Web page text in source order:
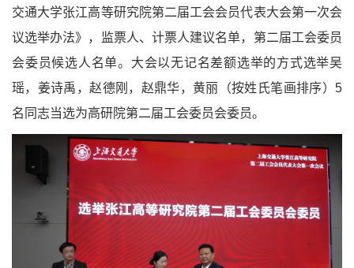
交通大学张江高等研究院第二届工会会员代表大会第一次会
议选举办法》，监票人、计票人建议名单，第二届工会委员
会委员候选人名单。大会以无记名差额选举的方式选举吴
瑶，姜诗禹，赵德刚，赵鼎华，黄丽（按姓氏笔画排序）5
名同志当选为高研院第二届工会委员会委员。